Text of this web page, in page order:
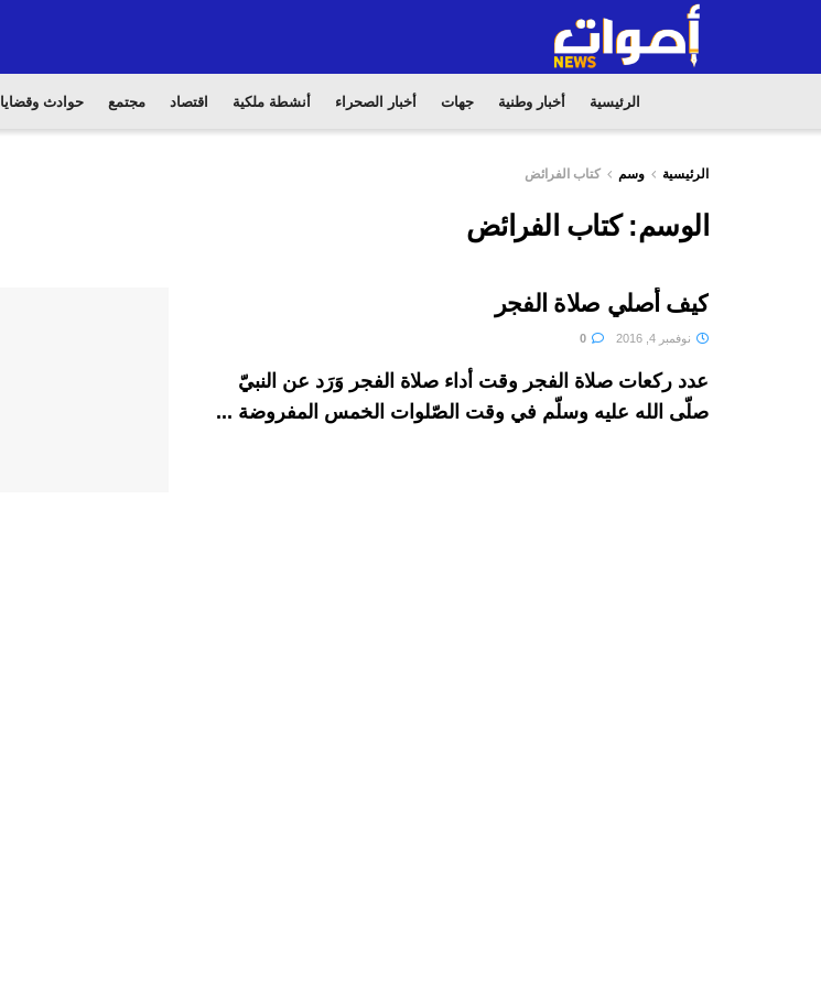
الرئيسية أخبار وطنية جهات أخبار الصحراء أنشطة ملكية اقتصاد مجتمع حوادث وقضايا
الرئيسية وسم كتاب الفرائض
الوسم:كتاب الفرائض
كيف أصلي صلاة الفجر
نوفمبر 4, 2016
عدد ركعات صلاة الفجر وقت أداء صلاة الفجر وَرَد عن النبيّ
صلّى الله عليه وسلّم في وقت الصّلوات الخمس المفروضة ...